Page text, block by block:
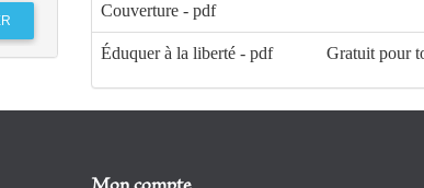
Couverture - pdf
Éduquer à la liberté - pdf Gratuit pour